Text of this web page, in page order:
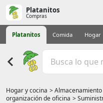
Platanitos
Compras
Platanitos Comida Hogar
Hogar y cocina >
organización de oficina >